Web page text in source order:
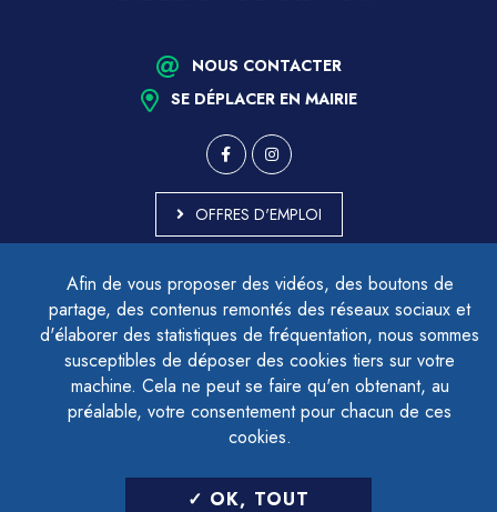
Afin de vous proposer des vidéos, des boutons de
partage, des contenus remontés des réseaux sociaux et
d'élaborer des statistiques de fréquentation, nous sommes
susceptibles de déposer des cookies tiers sur votre
machine. Cela ne peut se faire qu'en obtenant, au
préalable, votre consentement pour chacun de ces
cookies.
OK, TOUT
NOUS CONTACTER
SE DÉPLACER EN MAIRIE
OFFRES D'EMPLOI
ACCESSIBILITÉ - PARTIELLEMENT CONFORME
PLAN DU SITE
MENTIONS LÉGALES
CONTACTER LE DÉLÉGUÉ À LA PROTECTION DES DONNÉES
GESTION DES COOKIES
LETTRE D'INFORMATION